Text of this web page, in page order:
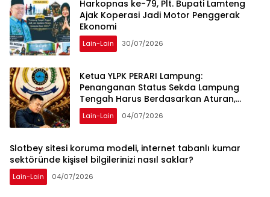
Harkopnas ke-79, Plt. Bupati Lamteng
Ajak Koperasi Jadi Motor Penggerak
Ekonomi
Lain-Lain 30/07/2026
Ketua YLPK PERARI Lampung:
Penanganan Status Sekda Lampung
Tengah Harus Berdasarkan Aturan,
Bukan Tekanan Opini
Lain-Lain 04/07/2026
Slotbey sitesi koruma modeli, internet tabanlı kumar
sektöründe kişisel bilgilerinizi nasıl saklar?
Lain-Lain 04/07/2026